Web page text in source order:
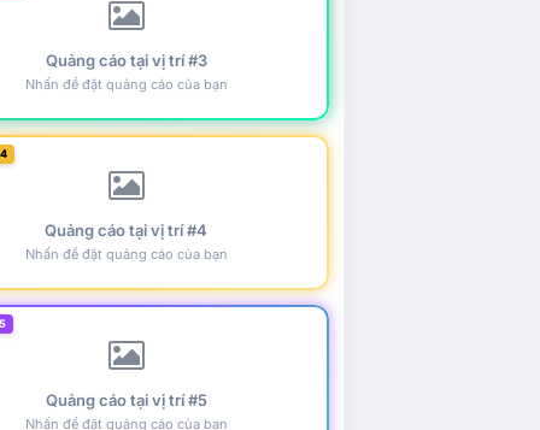
Quảng cáo tại vị trí #3
Nhấn để đặt quảng cáo của bạn
Quảng cáo tại vị trí #4
Nhấn để đặt quảng cáo của bạn
Quảng cáo tại vị trí #5
Nhấn để đặt quảng cáo của bạn